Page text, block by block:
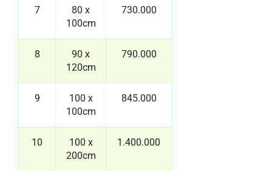
7
80 x
100cm
730.000
8
90 x
120cm
790.000
9
100 x
100cm
845.000
10
100 x
200cm
1.400.000